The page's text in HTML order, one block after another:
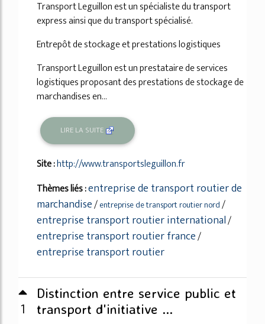
Transport Leguillon est un spécialiste du transport
express ainsi que du transport spécialisé.
Entrepôt de stockage et prestations logistiques
Transport Leguillon est un prestataire de services
logistiques proposant des prestations de stockage de
marchandises en...
LIRE LA SUITE
Site :http://www.transportsleguillon.fr
Thèmes liés :entreprise de transport routier de
marchandise/entreprise de transport routier nord/
entreprise transport routier international/
entreprise transport routier france/
entreprise transport routier
1
Distinction entre service public et
transport d'initiative ...